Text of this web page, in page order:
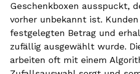
Geschenkboxen ausspuckt,
vorher unbekannt ist.
festgelegten Betrag und
zufällig ausgewählt wurde.
arbeiten oft mit einem